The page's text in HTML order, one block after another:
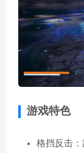
游戏特色
格挡反击